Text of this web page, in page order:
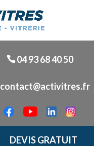
04 93 68 40 50
contact@activitres.fr
DEVIS GRATUIT